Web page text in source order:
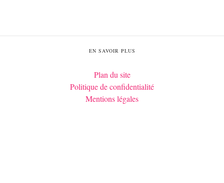
EN SAVOIR PLUS
Plan du site
Politique de confidentialité
Mentions légales